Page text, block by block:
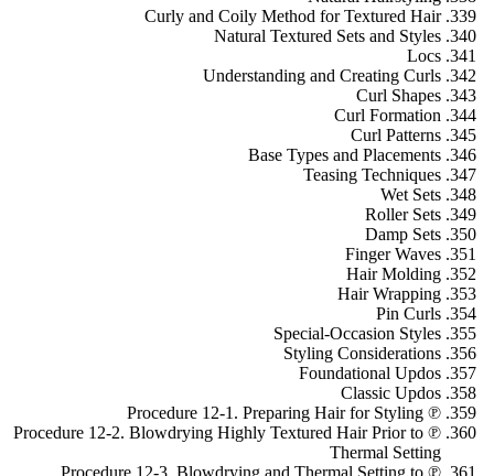
Curly and Coily Method for Textured Hair
Natural Textured Sets and Styles
Locs
Understanding and Creating Curls
Curl Shapes
Curl Formation
Curl Patterns
Base Types and Placements
Teasing Techniques
Wet Sets
Roller Sets
Damp Sets
Finger Waves
Hair Molding
Hair Wrapping
Pin Curls
Special-Occasion Styles
Styling Considerations
Foundational Updos
Classic Updos
℗ Procedure 12-1. Preparing Hair for Styling
℗ Procedure 12-2. Blowdrying Highly Textured Hair Prior to
Thermal Setting
℗ Procedure 12-3. Blowdrying and Thermal Setting to